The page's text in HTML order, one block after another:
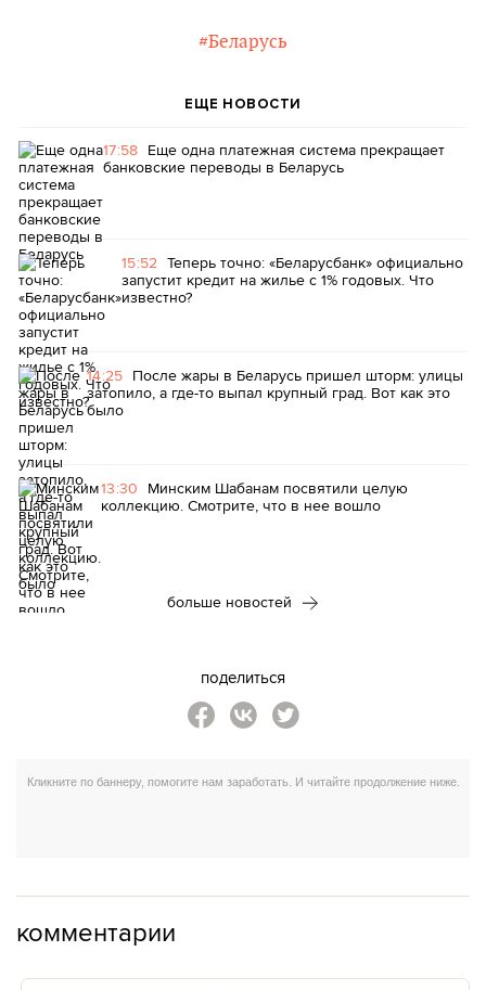
#Беларусь
ЕЩЕ НОВОСТИ
17:58 Еще одна платежная система прекращает
банковские переводы в Беларусь
15:52 Теперь точно: «Беларусбанк» официально
запустит кредит на жилье с 1% годовых. Что
известно?
14:25 После жары в Беларусь пришел шторм: улицы
затопило, а где-то выпал крупный град. Вот как это
было
13:30 Минским Шабанам посвятили целую
коллекцию. Смотрите, что в нее вошло
больше новостей
поделиться
комментарии